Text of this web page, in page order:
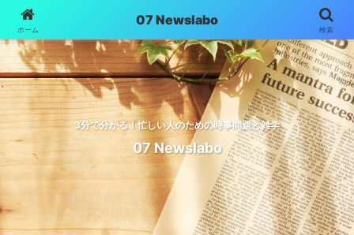
3分で分かる！忙しい人のための時事問題と雑学
07 Newslabo
ホーム
07 Newslabo
検索